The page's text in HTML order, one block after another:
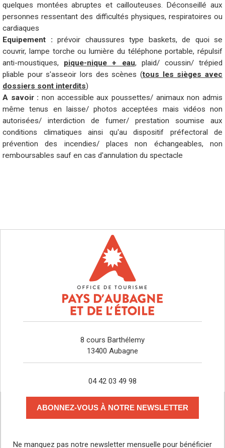
quelques montées abruptes et caillouteuses. Déconseillé aux
personnes ressentant des difficultés physiques, respiratoires ou
cardiaques
Equipement : prévoir chaussures type baskets, de quoi se
couvrir, lampe torche ou lumière du téléphone portable, répulsif
anti-moustiques, pique-nique + eau, plaid/ coussin/ trépied
pliable pour s'asseoir lors des scènes (tous les sièges avec
dossiers sont interdits)
A savoir : non accessible aux poussettes/ animaux non admis
même tenus en laisse/ photos acceptées mais vidéos non
autorisées/ interdiction de fumer/ prestation soumise aux
conditions climatiques ainsi qu'au dispositif préfectoral de
prévention des incendies/ places non échangeables, non
remboursables sauf en cas d'annulation du spectacle
8 cours Barthélemy
13400 Aubagne
04 42 03 49 98
ABONNEZ-VOUS À NOTRE NEWSLETTER
Ne manquez pas notre newsletter mensuelle pour bénéficier